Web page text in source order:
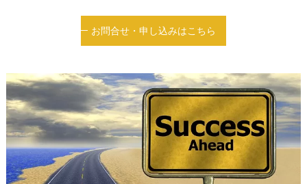
お問合せ・申し込みはこちら